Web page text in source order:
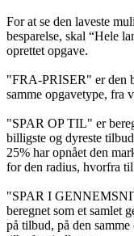
For at se den laveste
besparelse, skal “Hele
oprettet opgave.
"FRA-PRISER" er den
samme opgavetype, fra
"SPAR OP TIL" er
billigste og dyreste
25% har opnået den
for den radius, hvorfra
"SPAR I
beregnet som et samlet
på tilbud, på den